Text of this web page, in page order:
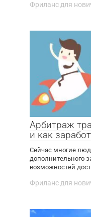
Фриланс для
Арбитраж
и как
Сейчас многие
дополнительного
возможностей
Фриланс для